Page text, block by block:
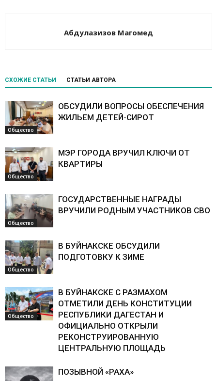
Абдулазизов Магомед
СХОЖИЕ СТАТЬИ СТАТЬИ АВТОРА
Общество
ОБСУДИЛИ ВОПРОСЫ ОБЕСПЕЧЕНИЯ
ЖИЛЬЕМ ДЕТЕЙ-СИРОТ
Общество
МЭР ГОРОДА ВРУЧИЛ КЛЮЧИ ОТ
КВАРТИРЫ
Общество
ГОСУДАРСТВЕННЫЕ НАГРАДЫ
ВРУЧИЛИ РОДНЫМ УЧАСТНИКОВ СВО
Общество
В БУЙНАКСКЕ ОБСУДИЛИ
ПОДГОТОВКУ К ЗИМЕ
Общество
В БУЙНАКСКЕ С РАЗМАХОМ
ОТМЕТИЛИ ДЕНЬ КОНСТИТУЦИИ
РЕСПУБЛИКИ ДАГЕСТАН И
ОФИЦИАЛЬНО ОТКРЫЛИ
РЕКОНСТРУИРОВАННУЮ
ЦЕНТРАЛЬНУЮ ПЛОЩАДЬ
ПОЗЫВНОЙ «РАХА»